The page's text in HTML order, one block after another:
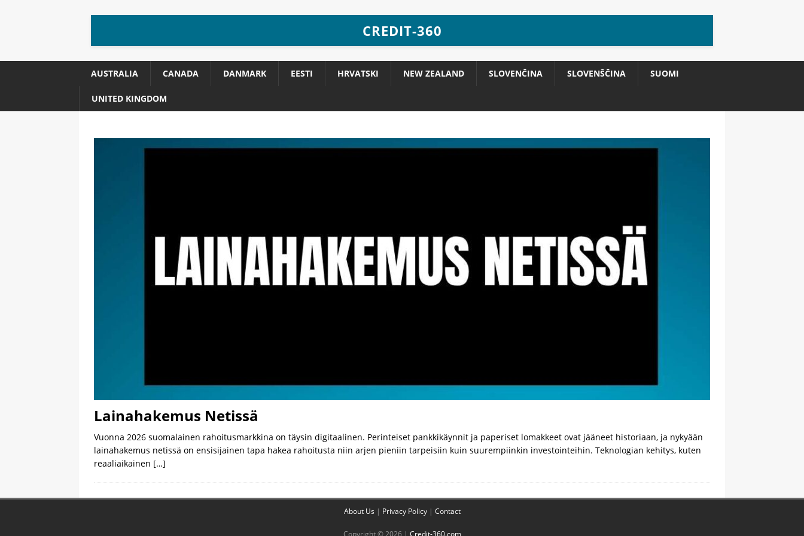
CREDIT-360
AUSTRALIA CANADA DANMARK EESTI HRVATSKI NEW ZEALAND SLOVENČINA SLOVENŠČINA SUOMI
UNITED KINGDOM
Lainahakemus Netissä
Vuonna 2026 suomalainen rahoitusmarkkina on täysin digitaalinen. Perinteiset pankkikäynnit ja paperiset lomakkeet ovat jääneet historiaan, ja nykyään
lainahakemus netissä on ensisijainen tapa hakea rahoitusta niin arjen pieniin tarpeisiin kuin suurempiinkin investointeihin. Teknologian kehitys, kuten
reaaliaikainen […]
About Us | Privacy Policy| Contact
Copyright © 2026 | Credit-360.com